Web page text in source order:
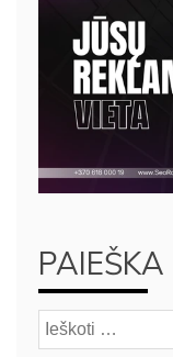
PAIEŠKA
Ieškoti: